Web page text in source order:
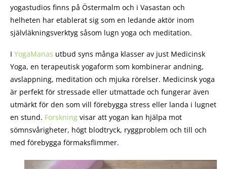
yogastudios finns på Östermalm och i Vasastan och
helheten har etablerat sig som en ledande aktör inom
självläkningsverktyg såsom lugn yoga och meditation.
I YogaManas utbud syns många klasser av just Medicinsk
Yoga, en terapeutisk yogaform som kombinerar andning,
avslappning, meditation och mjuka rörelser. Medicinsk yoga
är perfekt för stressade eller utmattade och fungerar även
utmärkt för den som vill förebygga stress eller landa i lugnet
en stund. Forskning visar att yogan kan hjälpa mot
sömnsvårigheter, högt blodtryck, ryggproblem och till och
med förebygga förmaksflimmer.